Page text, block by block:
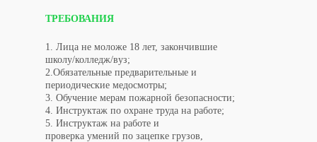
ТРЕБОВАНИЯ
1. Лица не моложе 18 лет, закончившие
школу/колледж/вуз;
2.Обязательные предварительные и
периодические медосмотры;
3. Обучение мерам пожарной безопасности;
4. Инструктаж по охране труда на работе;
5. Инструктаж на работе и
проверка умений по зацепке грузов,